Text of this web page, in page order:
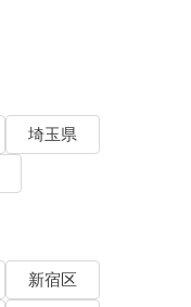
埼玉県
新宿区